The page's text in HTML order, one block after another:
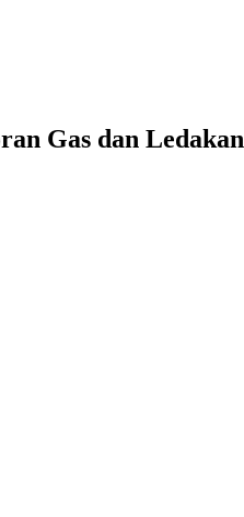
Gas dan Ledakan